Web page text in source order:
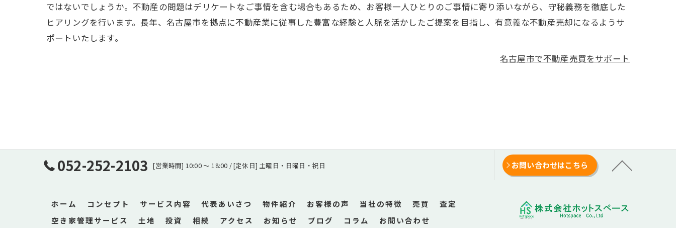
ではないでしょうか。不動産の問題はデリケートなご事情を含む場合もあるため、お客様一人ひとりのご事情に寄り添いながら、守秘義務を徹底した
ヒアリングを行います。長年、名古屋市を拠点に不動産業に従事した豊富な経験と人脈を活かしたご提案を目指し、有意義な不動産売却になるようサ
ポートいたします。
名古屋市で不動産売買をサポート
052-252-2103 [営業時間] 10:00 〜 18:00 / [定休日] 土曜日・日曜日・祝日 お問い合わせはこちら
ホーム コンセプト サービス内容 代表あいさつ 物件紹介 お客様の声 当社の特徴 売買
査定
空き家管理サービス
土地 投資 相続 アクセス お知らせ ブログ コラム お問い合わせ